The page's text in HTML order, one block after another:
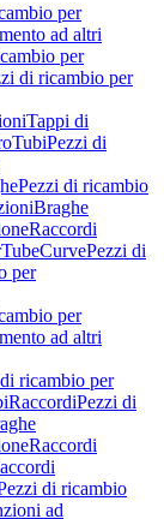
per
ad altri
per
di ricambio per
Tappi di
TubiPezzi di
Pezzi di ricambio
Braghe
Raccordi
CurvePezzi di
per
per
ad altri
ricambio per
RaccordiPezzi di
Raccordi
di ricambio
ad